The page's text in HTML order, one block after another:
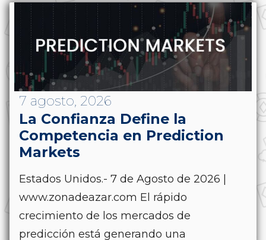
7 agosto, 2026
La Confianza Define la
Competencia en Prediction
Markets
Estados Unidos.- 7 de Agosto de 2026 |
www.zonadeazar.com El rápido
crecimiento de los mercados de
predicción está generando una